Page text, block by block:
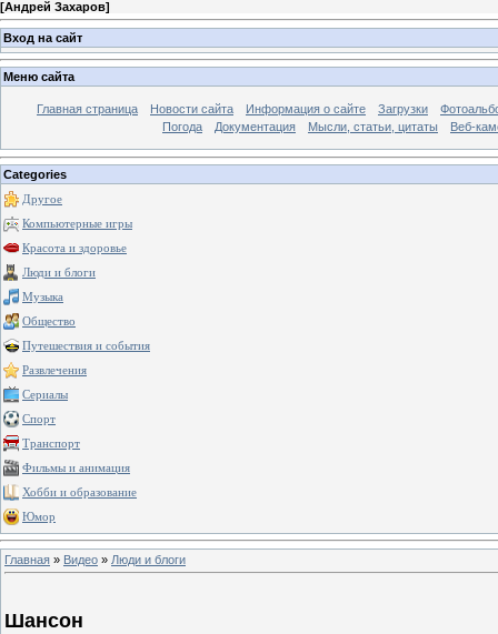
[Андрей Захаров]
Вход на сайт
Меню сайта
Главная страница Новости сайта Информация о сайте Загрузки
Погода
Документация Мысли, статьи, цитаты Веб-
Categories
Другое
Компьютерные игры
Красота и здоровье
Люди и блоги
Музыка
Общество
Путешествия и события
Развлечения
Сериалы
Спорт
Транспорт
Фильмы и анимация
Хобби и образование
Юмор
Главная » Видео » Люди и блоги
Шансон